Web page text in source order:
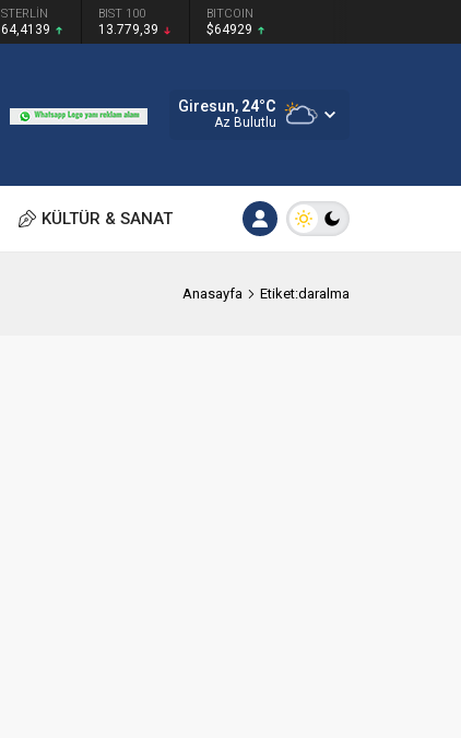
STERLİN
64,4139
BIST 100
13.779,39
BITCOIN
$64929
Giresun, 24°C
Az Bulutlu
KÜLTÜR & SANAT
Anasayfa Etiket:daralma